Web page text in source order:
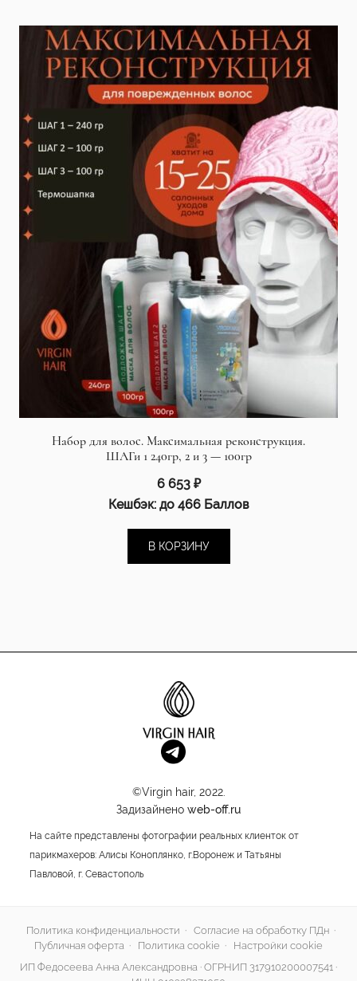
Набор для волос. Максимальная реконструкция.
ШАГи 1 240гр, 2 и 3 — 100гр
6 653 ₽
Кешбэк: до 466 Баллов
В КОРЗИНУ
©Virgin hair, 2022.
Задизайнено web-off.ru
На сайте представлены фотографии реальных клиенток от
парикмахеров: Алисы Коноплянко, г.Воронеж и Татьяны
Павловой, г. Севастополь
Политика конфиденциальности · Согласие на обработку ПДн ·
Публичная оферта · Политика cookie ·
Настройки cookie
ИП Федосеева Анна Александровна · ОГРНИП 317910200007541 ·